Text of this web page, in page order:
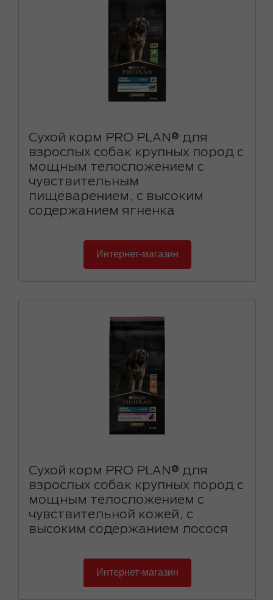
Сухой корм PRO PLAN® для
взрослых собак крупных пород с
мощным телосложением с
чувствительным
пищеварением, с высоким
содержанием ягненка
Интернет-магазин
Сухой корм PRO PLAN® для
взрослых собак крупных пород с
мощным телосложением с
чувствительной кожей, с
высоким содержанием лосося
Интернет-магазин